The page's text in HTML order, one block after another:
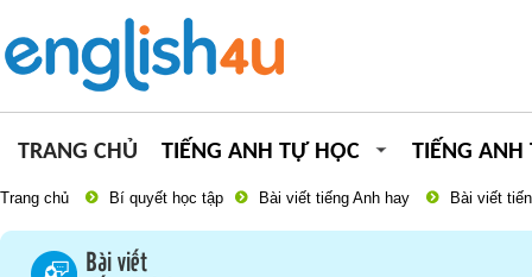
TRANG CHỦ TIẾNG ANH TỰ HỌC TIẾNG ANH
Trang chủ Bí quyết học tập Bài viết tiếng Anh hay Bài viết
Bài viết